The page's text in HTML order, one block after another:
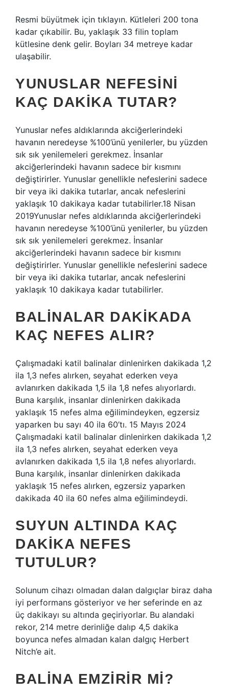
Resmi büyütmek için tıklayın. Kütleleri 200 tona
kadar çıkabilir. Bu, yaklaşık 33 filin toplam
kütlesine denk gelir. Boyları 34 metreye kadar
ulaşabilir.
YUNUSLAR NEFESINI
KAÇ DAKIKA TUTAR?
Yunuslar nefes aldıklarında akciğerlerindeki
havanın neredeyse %100’ünü yenilerler, bu yüzden
sık sık yenilemeleri gerekmez. İnsanlar
akciğerlerindeki havanın sadece bir kısmını
değiştirirler. Yunuslar genellikle nefeslerini sadece
bir veya iki dakika tutarlar, ancak nefeslerini
yaklaşık 10 dakikaya kadar tutabilirler.18 Nisan
2019Yunuslar nefes aldıklarında akciğerlerindeki
havanın neredeyse %100’ünü yenilerler, bu yüzden
sık sık yenilemeleri gerekmez. İnsanlar
akciğerlerindeki havanın sadece bir kısmını
değiştirirler. Yunuslar genellikle nefeslerini sadece
bir veya iki dakika tutarlar, ancak nefeslerini
yaklaşık 10 dakikaya kadar tutabilirler.
BALINALAR DAKIKADA
KAÇ NEFES ALIR?
Çalışmadaki katil balinalar dinlenirken dakikada 1,2
ila 1,3 nefes alırken, seyahat ederken veya
avlanırken dakikada 1,5 ila 1,8 nefes alıyorlardı.
Buna karşılık, insanlar dinlenirken dakikada
yaklaşık 15 nefes alma eğilimindeyken, egzersiz
yaparken bu sayı 40 ila 60’tı. 15 Mayıs 2024
Çalışmadaki katil balinalar dinlenirken dakikada 1,2
ila 1,3 nefes alırken, seyahat ederken veya
avlanırken dakikada 1,5 ila 1,8 nefes alıyorlardı.
Buna karşılık, insanlar dinlenirken dakikada
yaklaşık 15 nefes alırken, egzersiz yaparken
dakikada 40 ila 60 nefes alma eğilimindeydi.
SUYUN ALTINDA KAÇ
DAKIKA NEFES
TUTULUR?
Solunum cihazı olmadan dalan dalgıçlar biraz daha
iyi performans gösteriyor ve her seferinde en az
üç dakikayı su altında geçiriyorlar. Bu alandaki
rekor, 214 metre derinliğe dalıp 4,5 dakika
boyunca nefes almadan kalan dalgıç Herbert
Nitch’e ait.
BALINA EMZIRIR MI?